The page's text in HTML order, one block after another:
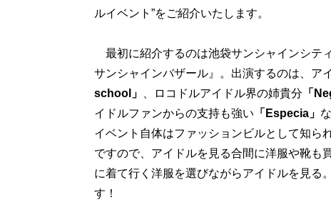
ルイベント”をご紹介いたします。
最初に紹介するのは池袋サンシャインシテ
サンシャインバザール』。出演するのは、ア
school」
、ロコドルアイドル界の姉貴分 「
イドルファンからの支持も強い 「Especia」
イベント自体はファッションビルとして知ら
ですので、アイドルを見る合間に洋服や靴も
に着て行く洋服を選びながらアイドルを見る
す！